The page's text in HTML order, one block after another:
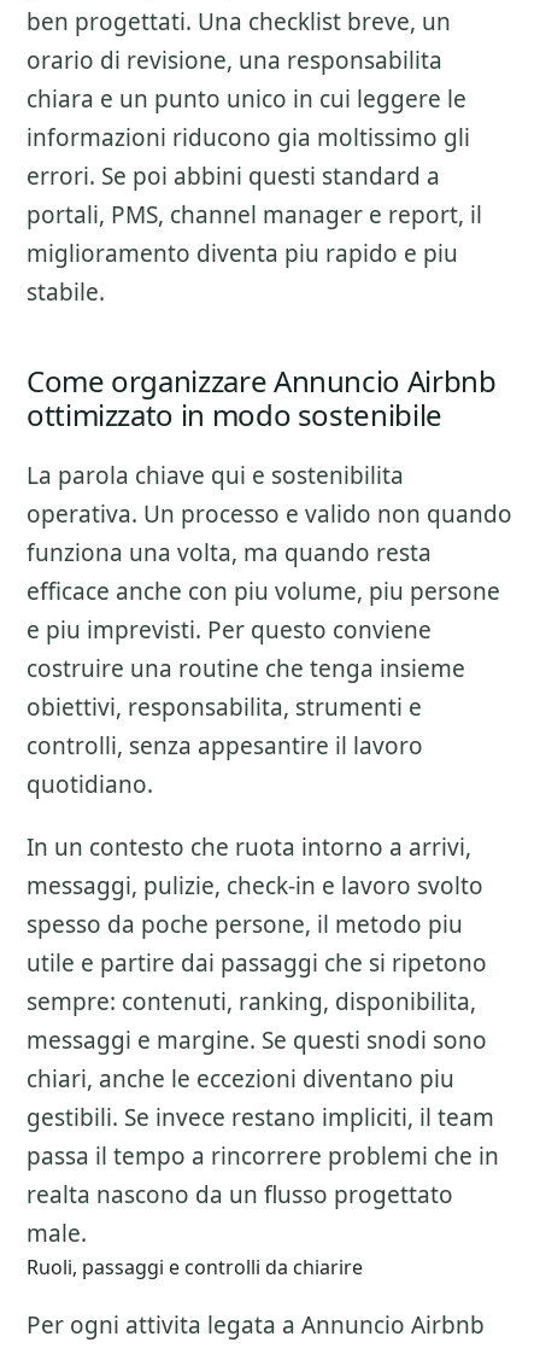
ben progettati. Una checklist breve, un
orario di revisione, una responsabilita
chiara e un punto unico in cui leggere le
informazioni riducono gia moltissimo gli
errori. Se poi abbini questi standard a
portali, PMS, channel manager e report, il
miglioramento diventa piu rapido e piu
stabile.
Come organizzare Annuncio Airbnb
ottimizzato in modo sostenibile
La parola chiave qui e sostenibilita
operativa. Un processo e valido non quando
funziona una volta, ma quando resta
efficace anche con piu volume, piu persone
e piu imprevisti. Per questo conviene
costruire una routine che tenga insieme
obiettivi, responsabilita, strumenti e
controlli, senza appesantire il lavoro
quotidiano.
In un contesto che ruota intorno a arrivi,
messaggi, pulizie, check-in e lavoro svolto
spesso da poche persone, il metodo piu
utile e partire dai passaggi che si ripetono
sempre: contenuti, ranking, disponibilita,
messaggi e margine. Se questi snodi sono
chiari, anche le eccezioni diventano piu
gestibili. Se invece restano impliciti, il team
passa il tempo a rincorrere problemi che in
realta nascono da un flusso progettato
male.
Ruoli, passaggi e controlli da chiarire
Per ogni attivita legata a Annuncio Airbnb